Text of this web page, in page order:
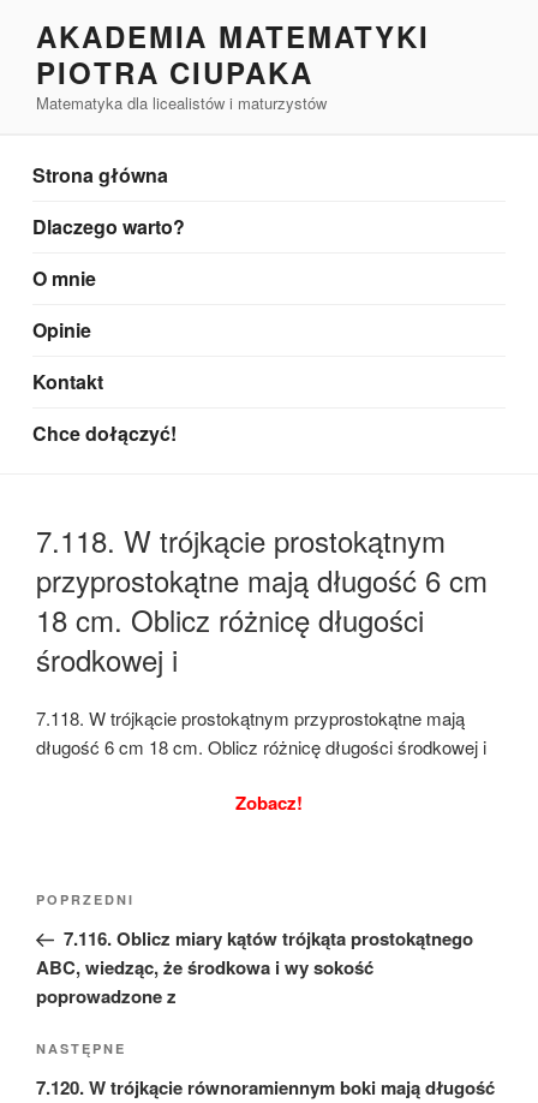
treści
AKADEMIA MATEMATYKI
PIOTRA CIUPAKA
Matematyka dla licealistów i maturzystów
Strona główna
Dlaczego warto?
O mnie
Opinie
Kontakt
Chce dołączyć!
7.118. W trójkącie prostokątnym
przyprostokątne mają długość 6 cm
18 cm. Oblicz różnicę długości
środkowej i
7.118. W trójkącie prostokątnym przyprostokątne mają
długość 6 cm 18 cm. Oblicz różnicę długości środkowej i
Zobacz!
Nawigacja
Poprzedni
wpis
POPRZEDNI
7.116. Oblicz miary kątów trójkąta prostokątnego
ABC, wiedząc, że środkowa i wy sokość
poprowadzone z
Następny
wpis
NASTĘPNE
7.120. W trójkącie równoramiennym boki mają długość